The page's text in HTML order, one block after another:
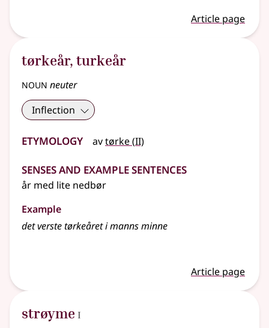
Article page
tørkeår, turkeår
noun neuter
Inflection
Etymology avtørke(2
II)
Senses and Example Sentences
år med lite nedbør
Example
det verste tørkeåret i manns minne
Article page
strøyme 1
I